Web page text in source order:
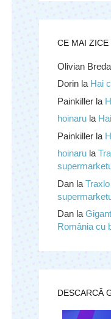
CE MAI ZICE
Olivian Breda
Dorinla Hai
Painkillerla
hoinarula
Painkillerla
hoinarula
Danla
Danla
România cu
DESCARCĂ